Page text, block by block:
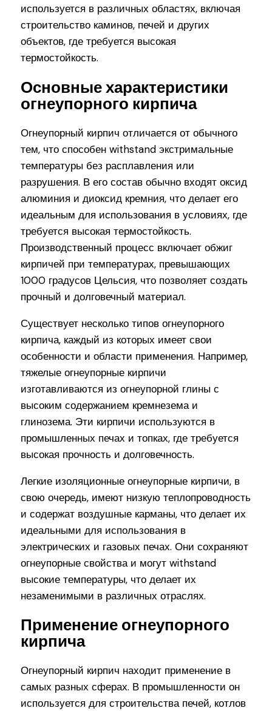
используется в различных областях, включая
строительство каминов, печей и других
объектов, где требуется высокая
термостойкость.
Основные характеристики
огнеупорного кирпича
Огнеупорный кирпич отличается от обычного
тем, что способен withstand экстримальные
температуры без расплавления или
разрушения. В его состав обычно входят оксид
алюминия и диоксид кремния, что делает его
идеальным для использования в условиях, где
требуется высокая термостойкость.
Производственный процесс включает обжиг
кирпичей при температурах, превышающих
1000 градусов Цельсия, что позволяет создать
прочный и долговечный материал.
Существует несколько типов огнеупорного
кирпича, каждый из которых имеет свои
особенности и области применения. Например,
тяжелые огнеупорные кирпичи
изготавливаются из огнеупорной глины с
высоким содержанием кремнезема и
глинозема. Эти кирпичи используются в
промышленных печах и топках, где требуется
высокая прочность и долговечность.
Легкие изоляционные огнеупорные кирпичи, в
свою очередь, имеют низкую теплопроводность
и содержат воздушные карманы, что делает их
идеальными для использования в
электрических и газовых печах. Они сохраняют
огнеупорные свойства и могут withstand
высокие температуры, что делает их
незаменимыми в различных отраслях.
Применение огнеупорного
кирпича
Огнеупорный кирпич находит применение в
самых разных сферах. В промышленности он
используется для строительства печей, котлов